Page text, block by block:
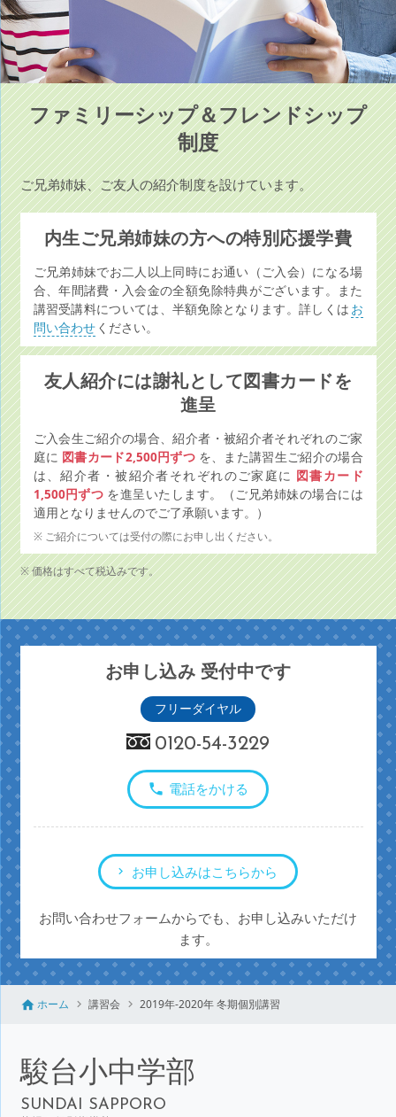
ファミリーシップ＆フレンドシップ
制度
ご兄弟姉妹、ご友人の紹介制度を設けています。
内生ご兄弟姉妹の方への特別応援学費
ご兄弟姉妹でお二人以上同時にお通い（ご入会）になる場
合、年間諸費・入会金の全額免除特典がございます。また
講習受講料については、半額免除となります。詳しくは お
問い合わせ ください。
友人紹介には謝礼として図書カードを
進呈
ご入会生ご紹介の場合、紹介者・被紹介者それぞれのご家
庭に 図書カード2,500円ずつ を、また講習生ご紹介の場合
は、紹介者・被紹介者それぞれのご家庭に 図書カード
1,500円ずつ を進呈いたします。（ご兄弟姉妹の場合には
適用となりませんのでご了承願います。）
ご紹介については受付の際にお申し出ください。
価格はすべて税込みです。
お申し込み 受付中です
フリーダイヤル
0120-54-3229
電話をかける
お申し込みはこちらから
お問い合わせフォームからでも、お申し込みいただけ
ます。
ホーム 講習会 2019年-2020年 冬期個別講習
駿台小中学部
SUNDAI SAPPORO